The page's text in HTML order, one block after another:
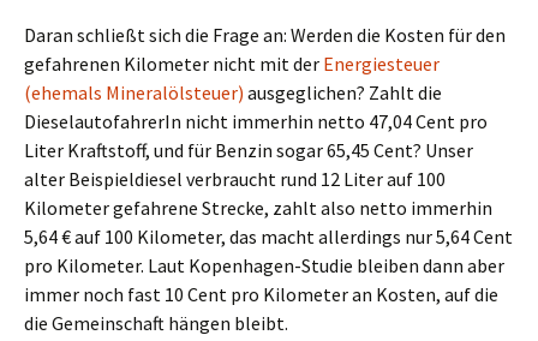
Daran schließt sich die Frage an: Werden die Kosten für den
gefahrenen Kilometer nicht mit der Energiesteuer
(ehemals Mineralölsteuer) ausgeglichen? Zahlt die
DieselautofahrerIn nicht immerhin netto 47,04 Cent pro
Liter Kraftstoff, und für Benzin sogar 65,45 Cent? Unser
alter Beispieldiesel verbraucht rund 12 Liter auf 100
Kilometer gefahrene Strecke, zahlt also netto immerhin
5,64 € auf 100 Kilometer, das macht allerdings nur 5,64 Cent
pro Kilometer. Laut Kopenhagen-Studie bleiben dann aber
immer noch fast 10 Cent pro Kilometer an Kosten, auf die
die Gemeinschaft hängen bleibt.